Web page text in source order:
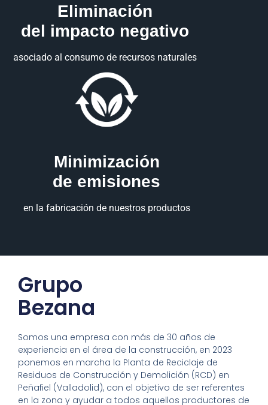
Eliminación
del impacto negativo
asociado al consumo de recursos naturales
Minimización
de emisiones
en la fabricación de nuestros productos
Grupo
Bezana
Somos una empresa con más de 30 años de
experiencia en el área de la construcción, en 2023
ponemos en marcha la Planta de Reciclaje de
Residuos de Construcción y Demolición (RCD) en
Peñafiel (Valladolid), con el objetivo de ser referentes
en la zona y ayudar a todos aquellos productores de